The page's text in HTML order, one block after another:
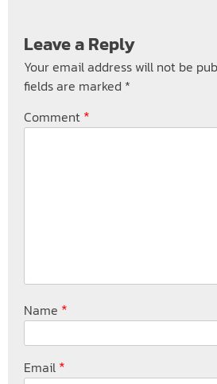
Leave a Reply
Your email address will not be
fields are marked *
Comment *
Name *
Email *